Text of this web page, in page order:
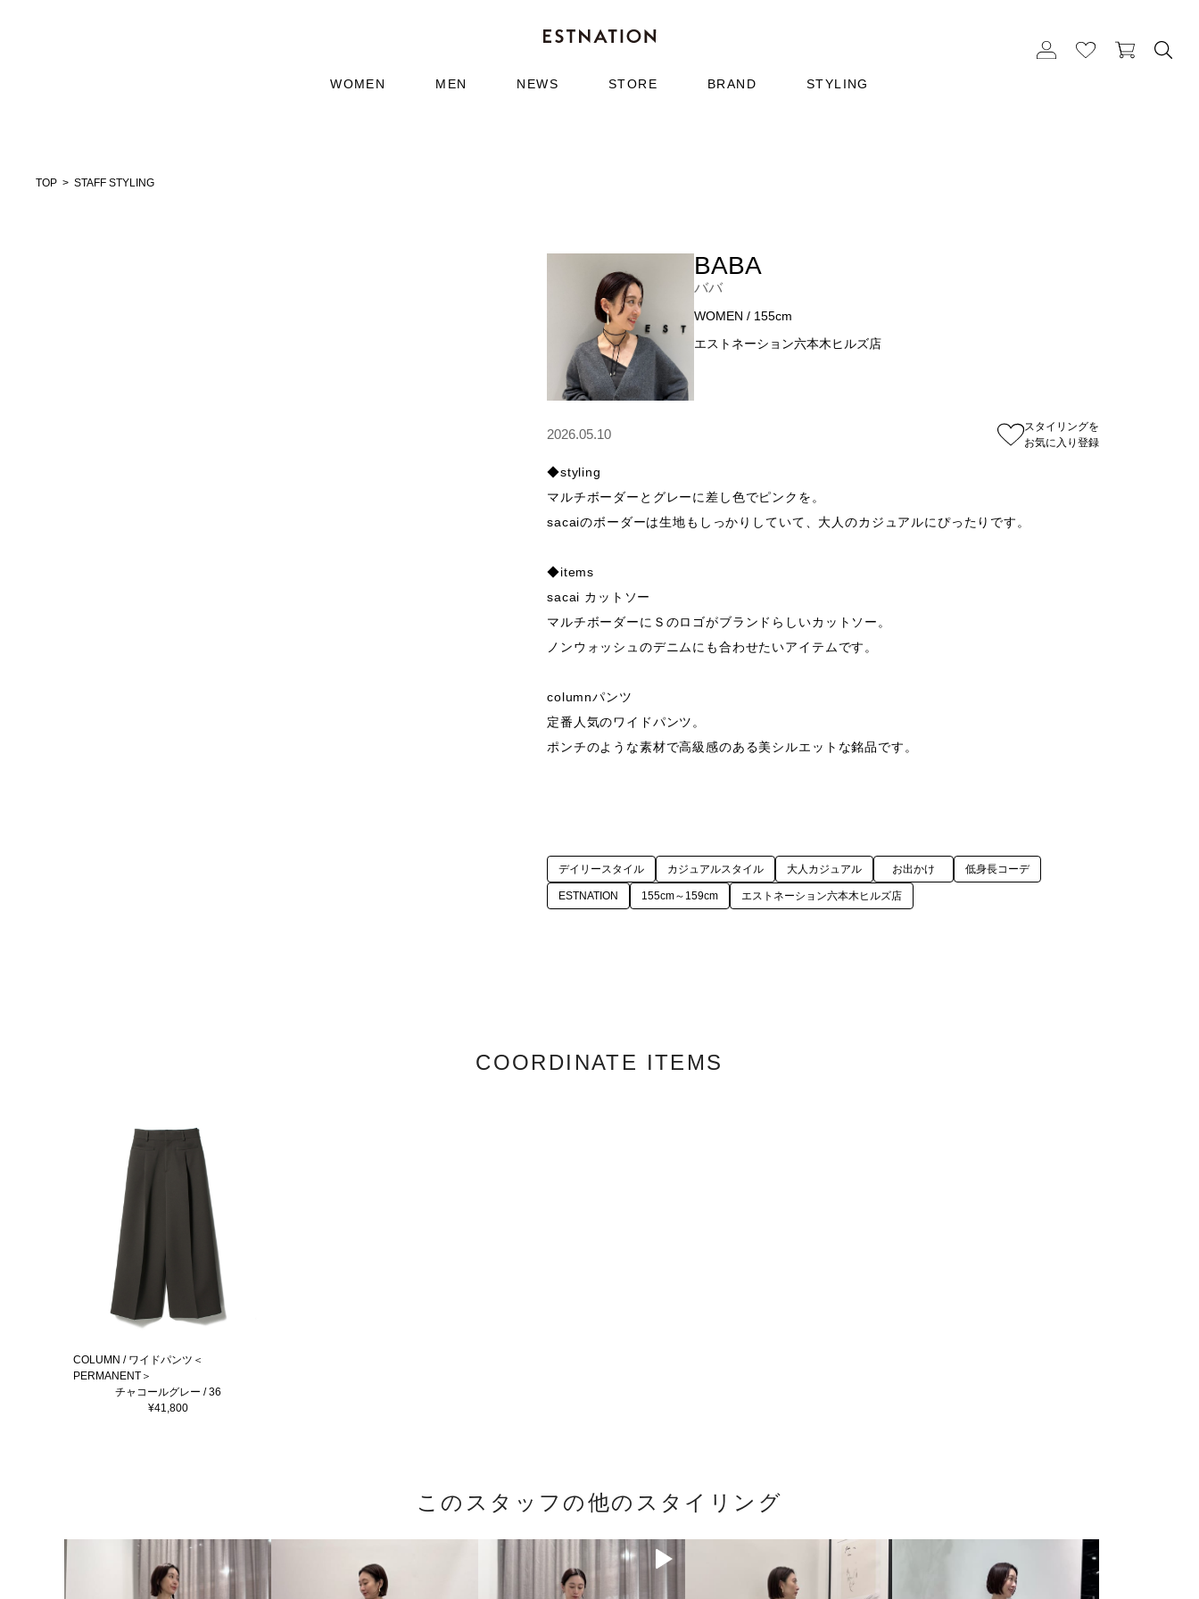
WOMEN MEN NEWS STORE BRAND STYLING
TOP STAFF STYLING
BABA
ババ
WOMEN / 155cm
エストネーション六本木ヒルズ店
スタイリングを
お気に入り登録
2026.05.10
◆styling
マルチボーダーとグレーに差し色でピンクを。
sacaiのボーダーは生地もしっかりしていて、大人のカジュアルにぴったりです。
◆items
sacai カットソー
マルチボーダーにＳのロゴがブランドらしいカットソー。
ノンウォッシュのデニムにも合わせたいアイテムです。
columnパンツ
定番人気のワイドパンツ。
ポンチのような素材で高級感のある美シルエットな銘品です。
デイリースタイル カジュアルスタイル 大人カジュアル お出かけ 低身長コーデ
ESTNATION 155cm～159cm エストネーション六本木ヒルズ店
COORDINATE ITEMS
COLUMN / ワイドパンツ＜
PERMANENT＞
チャコールグレー / 36
¥41,800
このスタッフの他のスタイリング